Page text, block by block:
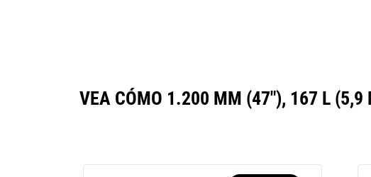
VEA CÓMO 1.200 MM (47"), 167 L (5,9